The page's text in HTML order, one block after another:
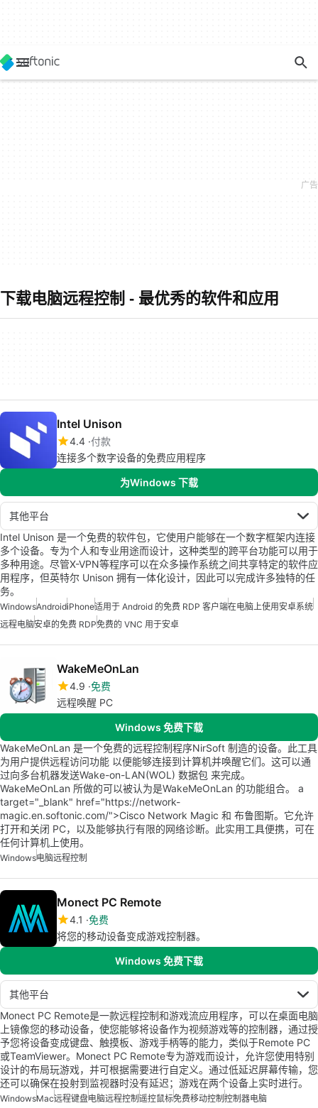
下载电脑远程控制 - 最优秀的软件和应用
Intel Unison
4.4 付款
连接多个数字设备的免费应用程序
为Windows 下载
其他平台
Intel Unison 是一个免费的软件包，它使用户能够在一个数字框架内连接
多个设备。专为个人和专业用途而设计，这种类型的跨平台功能可以用于
多种用途。尽管X-VPN等程序可以在众多操作系统之间共享特定的软件应
用程序，但英特尔 Unison 拥有一体化设计，因此可以完成许多独特的任
务。
WindowsAndroidiPhone适用于 Android 的免费 RDP 客户端在电脑上使用安卓系统
远程电脑安卓的免费 RDP免费的 VNC 用于安卓
WakeMeOnLan
4.9 免费
远程唤醒 PC
Windows 免费下载
WakeMeOnLan 是一个免费的远程控制程序NirSoft 制造的设备。此工具
为用户提供远程访问功能 以便能够连接到计算机并唤醒它们。这可以通
过向多台机器发送Wake-on-LAN(WOL) 数据包 来完成。
WakeMeOnLan 所做的可以被认为是WakeMeOnLan 的功能组合。 a
target="_blank" href="https://network-
magic.en.softonic.com/">Cisco Network Magic 和 布鲁图斯。它允许
打开和关闭 PC，以及能够执行有限的网络诊断。此实用工具便携，可在
任何计算机上使用。
Windows电脑远程控制
Monect PC Remote
4.1 免费
将您的移动设备变成游戏控制器。
Windows 免费下载
其他平台
Monect PC Remote是一款远程控制和游戏流应用程序，可以在桌面电脑
上镜像您的移动设备，使您能够将设备作为视频游戏等的控制器，通过授
予您将设备变成键盘、触摸板、游戏手柄等的能力，类似于Remote PC
或TeamViewer。Monect PC Remote专为游戏而设计，允许您使用特别
设计的布局玩游戏，并可根据需要进行自定义。通过低延迟屏幕传输，您
还可以确保在投射到监视器时没有延迟；游戏在两个设备上实时进行。
WindowsMac远程键盘电脑远程控制 遥控鼠标免费移动控制 控制器电脑